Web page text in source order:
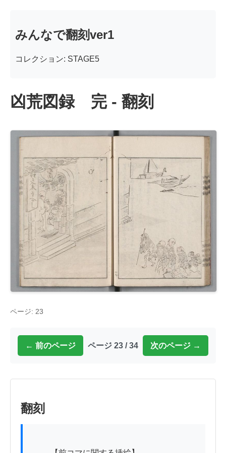
みんなで翻刻ver1
コレクション: STAGE5
凶荒図録 完 - 翻刻
ページ: 23
← 前のページ ページ 23 / 34 次のページ →
翻刻